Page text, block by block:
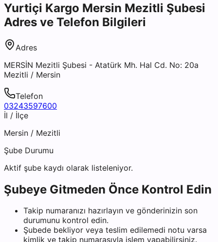
Yurtiçi Kargo Mersin Mezitli Şubesi
Adres ve Telefon Bilgileri
Adres
MERSİN Mezitli Şubesi - Atatürk Mh. Hal Cd. No: 20a
Mezitli / Mersin
Telefon
03243597600
İl / İlçe
Mersin / Mezitli
Şube Durumu
Aktif şube kaydı olarak listeleniyor.
Şubeye Gitmeden Önce Kontrol Edin
Takip numaranızı hazırlayın ve gönderinizin son
durumunu kontrol edin.
Şubede bekliyor veya teslim edilemedi notu varsa
kimlik ve takip numarasıyla işlem yapabilirsiniz.